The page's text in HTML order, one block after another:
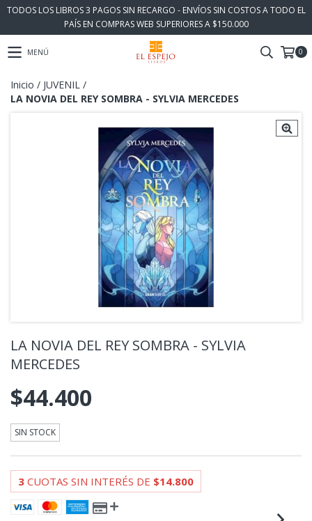
TODOS LOS LIBROS 3 PAGOS SIN RECARGO - ENVÍOS SIN COSTOS A TODO EL
PAÍS EN COMPRAS WEB SUPERIORES A $150.000
MENÚ 0
Inicio / JUVENIL /
LA NOVIA DEL REY SOMBRA - SYLVIA MERCEDES
LA NOVIA DEL REY SOMBRA - SYLVIA
MERCEDES
$44.400
SIN STOCK
3 CUOTAS SIN INTERÉS DE $14.800